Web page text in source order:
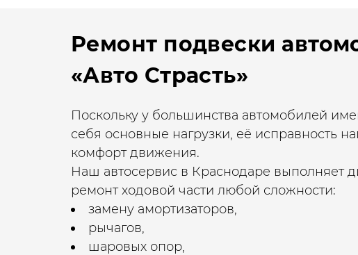
Поскольку у большинства автомобилей
себя основные нагрузки, её исправность
комфорт движения.
Наш автосервис в Краснодаре выполняет
ремонт ходовой части любой сложности:
замену амортизаторов,
рычагов,
шаровых опор,
Ремонт подвески
«Авто Страсть»